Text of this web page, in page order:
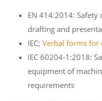
EN 414:2014:
drafting and
IEC; Verbal forms for
IEC 60204-1:2018:
equipment of
requirements